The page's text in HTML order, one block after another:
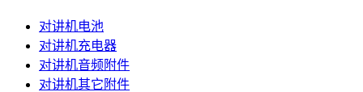
对讲机电池
对讲机充电器
对讲机音频附件
对讲机其它附件